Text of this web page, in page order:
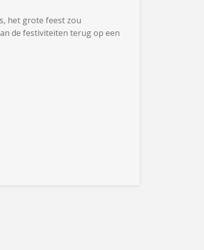
het grote feest zou
de festiviteiten terug op een